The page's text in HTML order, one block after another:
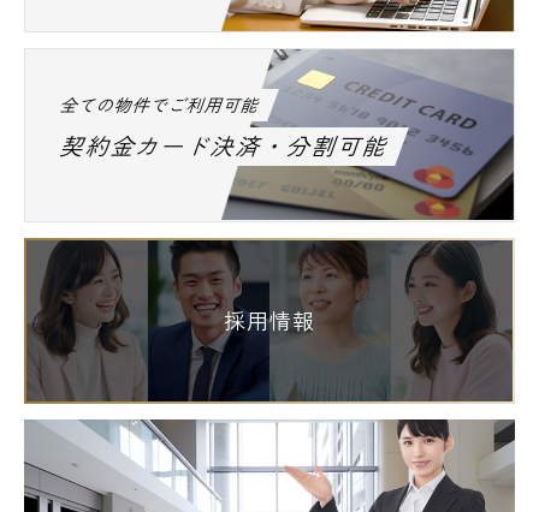
全ての物件でご利用可能
契約金カード決済・分割可能
採用情報